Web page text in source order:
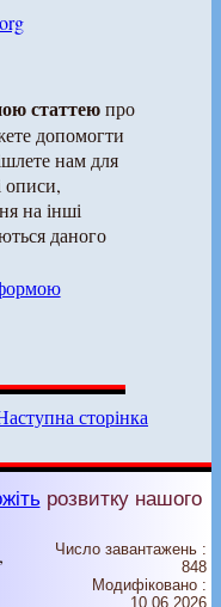
статтеюпро
допомогти
нам для
описи,
на інші
даного
сторінка
розвитку нашого
Число завантажень :
848
Модифіковано :
10.06.2026